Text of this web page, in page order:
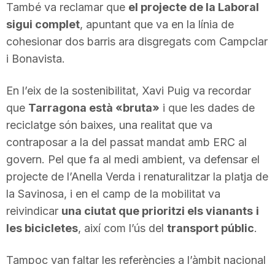
També va reclamar que el projecte de la Laboral
sigui complet, apuntant que va en la línia de
cohesionar dos barris ara disgregats com Campclar
i Bonavista.
En l’eix de la sostenibilitat, Xavi Puig va recordar
que Tarragona està «bruta» i que les dades de
reciclatge són baixes, una realitat que va
contraposar a la del passat mandat amb ERC al
govern. Pel que fa al medi ambient, va defensar el
projecte de l’Anella Verda i renaturalitzar la platja de
la Savinosa, i en el camp de la mobilitat va
reivindicar una ciutat que prioritzi els vianants i
les bicicletes, així com l’ús del transport públic.
Tampoc van faltar les referències a l’àmbit nacional